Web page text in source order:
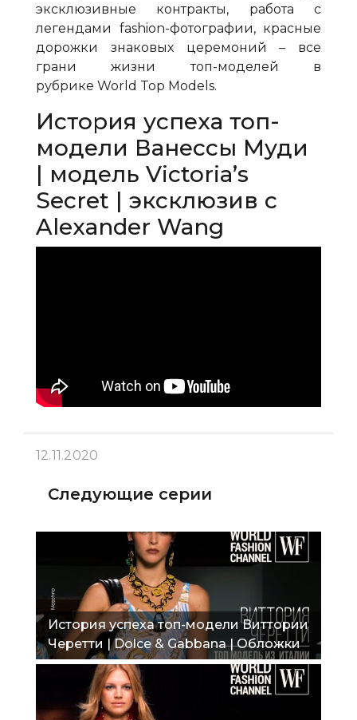
эксклюзивные контракты, работа с
легендами fashion-фотографии, красные
дорожки знаковых церемоний – все
грани жизни топ-моделей в
рубрике World Top Models.
История успеха топ-
модели Ванессы Муди
| модель Victoria’s
Secret | эксклюзив с
Alexander Wang
12.11.2020
Следующие серии
История успеха топ-модели Виттории
Черетти | Dolce & Gabbana | Обложки
Vogue | Контракт с Chanel"